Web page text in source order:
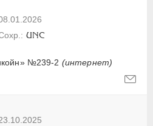
№239-2 (интернет)
UNC